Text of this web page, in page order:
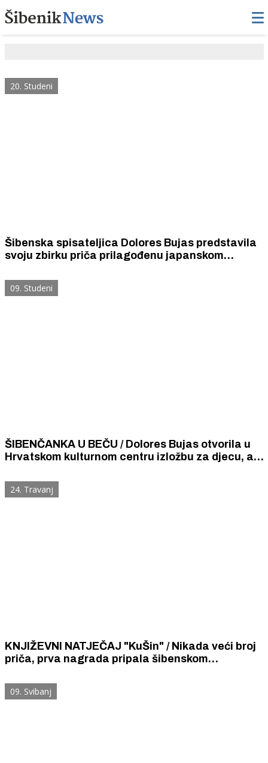
20. Studeni
Šibenska spisateljica Dolores Bujas predstavila
svoju zbirku priča prilagođenu japanskom
09. Studeni
ŠIBENČANKA U BEČU / Dolores Bujas otvorila u
Hrvatskom kulturnom centru izložbu za djecu, a
24. Travanj
KNJIŽEVNI NATJEČAJ "KuŠin" / Nikada veći broj
priča, prva nagrada pripala šibenskom
09. Svibanj